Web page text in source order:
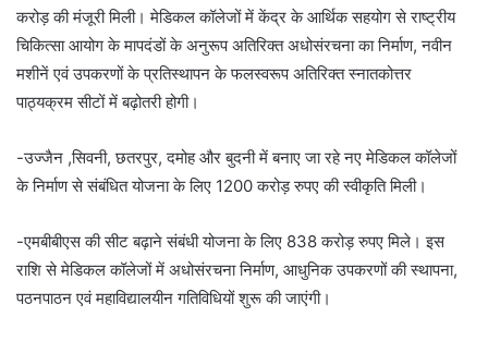
करोड़ की मंजूरी मिली। मेडिकल कॉलेजों में केंद्र के आर्थिक सहयोग से राष्ट्रीय
चिकित्सा आयोग के मापदंडों के अनुरूप अतिरिक्त अधोसंरचना का निर्माण, नवीन
मशीनें एवं उपकरणों के प्रतिस्थापन के फलस्वरूप अतिरिक्त स्नातकोत्तर
पाठ्यक्रम सीटों में बढ़ोतरी होगी।
-उज्जैन ,सिवनी, छतरपुर, दमोह और बुदनी में बनाए जा रहे नए मेडिकल कॉलेजों
के निर्माण से संबंधित योजना के लिए 1200 करोड़ रुपए की स्वीकृति मिली।
-एमबीबीएस की सीट बढ़ाने संबंधी योजना के लिए 838 करोड़ रुपए मिले। इस
राशि से मेडिकल कॉलेजों में अधोसंरचना निर्माण, आधुनिक उपकरणों की स्थापना,
पठनपाठन एवं महाविद्यालयीन गतिविधियों शुरू की जाएंगी।